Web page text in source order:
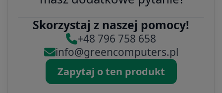
Skorzystaj z naszej pomocy!
+48 796 758 658
info@greencomputers.pl
Zapytaj o ten produkt